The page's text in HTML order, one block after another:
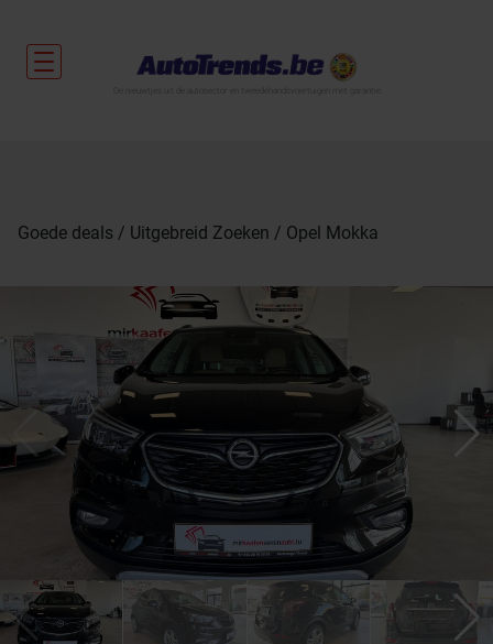
Goede deals Uitgebreid Zoeken Opel Mokka